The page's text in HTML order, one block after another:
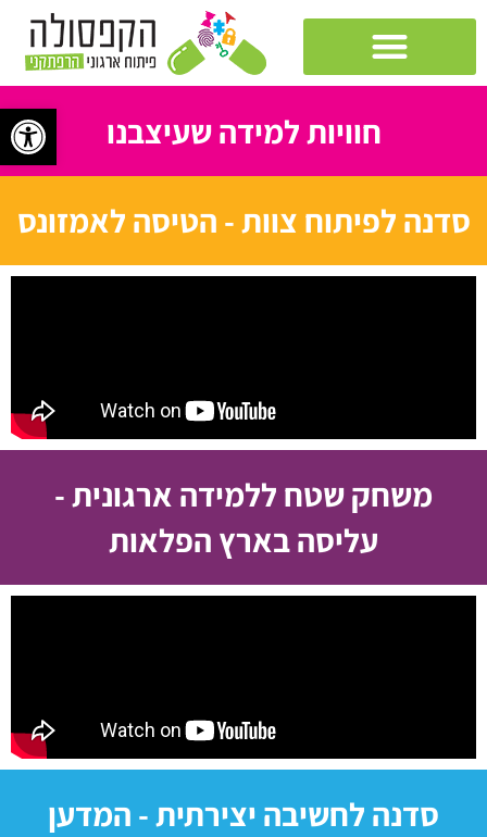
חוויות למידה שעיצבנו
סדנה לפיתוח צוות - הטיסה לאמזונס
משחק שטח ללמידה ארגונית -
עליסה בארץ הפלאות
סדנה לחשיבה יצירתית - המדען